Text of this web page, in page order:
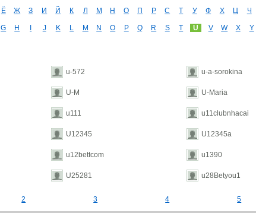
Ё Ж З И Й К Л М Н О П Р С Т У Ф Х Ц Ч
G H J K L M N O P Q R S T U V W X Y
u-572 u-a-sorokina
U-M U-Maria
u111 u11clubnhacai
U12345 U12345a
u12bettcom u1390
U25281 u28Betyou1
2 3 4 5